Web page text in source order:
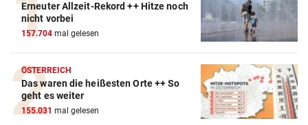
Erneuter Allzeit-Rekord ++ Hitze noch
nicht vorbei
157.704 mal gelesen
ÖSTERREICH
Das waren die heißesten Orte ++ So
geht es weiter
155.031 mal gelesen